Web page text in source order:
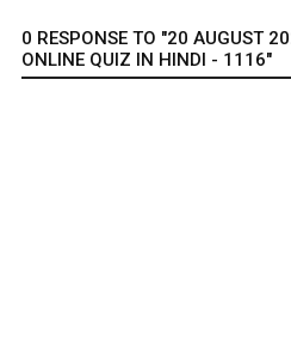
0 RESPONSE TO "20 AUGUST
ONLINE QUIZ IN HINDI - 1116"